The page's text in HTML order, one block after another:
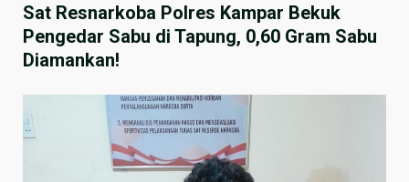
Sat Resnarkoba Polres Kampar Bekuk
Pengedar Sabu di Tapung, 0,60 Gram Sabu
Diamankan!